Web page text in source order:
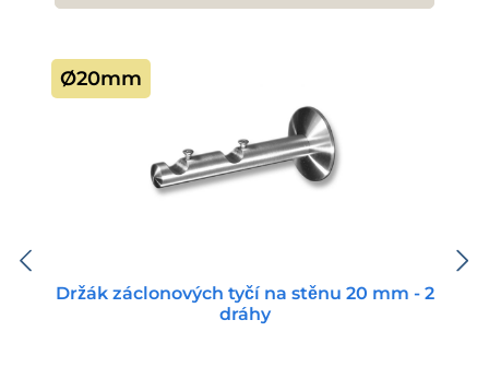
Ø20mm
Držák záclonových tyčí na stěnu 20 mm - 2
dráhy